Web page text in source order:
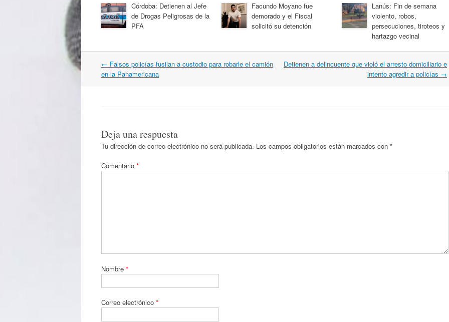
Córdoba: Detienen al Jefe
de Drogas Peligrosas de la
PFA
Facundo Moyano fue
demorado y el Fiscal
solicitó su detención
Lanús: Fin de semana
violento, robos,
persecuciones, tiroteos y
hartazgo vecinal
Navegación
por
← Falsos policías fusilan a custodio para robarle el camión
en la Panamericana
Detienen a delincuente que violó el arresto domiciliario e
intento agredir a policías →
Deja una respuesta
Tu dirección de correo electrónico no será publicada. Los campos obligatorios están marcados con *
Comentario *
Nombre *
Correo electrónico *